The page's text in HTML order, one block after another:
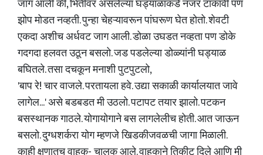
जाग आली की, भिंतींवर असलेल्या घड्याळाकडे नजर टाकावी पण
झोप मोडत नव्हती. पुन्हा चेहऱ्यावरून पांघरूण घेत होतो. शेवटी
एकदा अशीच अर्धवट जाग आली. डोळा उघडत नव्हता पण डोके
गदगदा हलवत उठून बसलो. जड पडलेल्या डोळ्यांनी घड्याळ
बघितले. तसा दचकून मनाशी पुटपुटलो,
'बाप रे! चार वाजले. परतायला हवे. उद्या सकाळी कार्यालयात जावे
लागेल...' असे बडबडत मी उठलो. पटापट तयार झालो. पटकन
बसस्थानक गाठले. योगायोगाने बस लागलेलीच होती. आत जाऊन
बसलो. दुग्धशर्करा योग म्हणजे खिडकीजवळची जागा मिळाली.